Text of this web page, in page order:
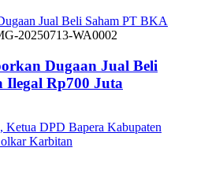
Jual Beli Saham PT BKA
Dugaan Jual Beli
Ilegal Rp700 Juta
Ketua DPD Bapera Kabupaten
Karbitan